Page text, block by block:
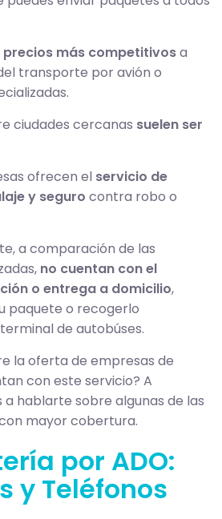
precios más competitivosa
transporte por avión o
ciudades cercanas suelen ser
ofrecen el servicio de
y seguro contra robo o
a comparación de las
no cuentan con el
o entrega a domicilio,
paquete o recogerlo
de autobúses.
la oferta de empresas de
con este servicio? A
hablarte sobre algunas de las
mayor cobertura.
por ADO:
y Teléfonos